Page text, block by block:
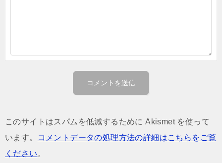
このサイトはスパムを低減するために Akismet を使って
います。
コメントデータの処理方法の詳細はこちらをご覧
ください。